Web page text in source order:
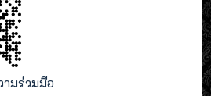
ามร่วมมือ